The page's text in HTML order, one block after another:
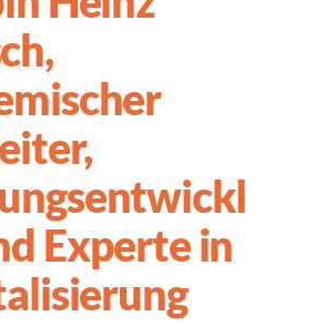
Experte in